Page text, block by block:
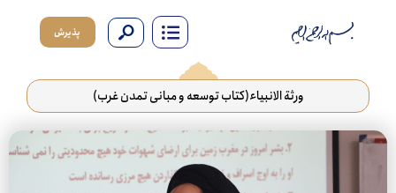
ورثة الانبیاء(کتاب توسعه و مبانی تمدن غرب)